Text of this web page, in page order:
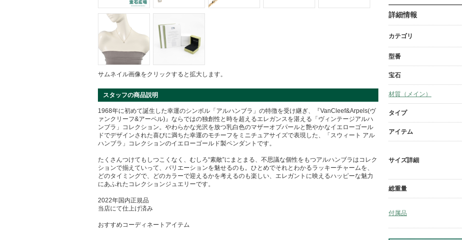
サムネイル画像をクリックすると拡大します。
スタッフの商品説明
1968年に初めて誕生した幸運のシンボル「アルハンブラ」の特徴を受け継ぎ、『VanCleef&Arpels(ヴ
ァンクリーフ&アーペル)』ならではの独創性と時を超えるエレガンスを湛える「ヴィンテージアルハ
ンブラ」コレクション。やわらかな光沢を放つ乳白色のマザーオブパールと艶やかなイエローゴール
ドでデザインされた喜びに満ちた幸運のモチーフをミニチュアサイズで表現した、「スウィート アル
ハンブラ」コレクションのイエローゴールド製ペンダントです。
たくさんつけてもしつこくなく、むしろ“素敵”にまとまる、不思議な個性をもつアルハンブラはコレク
ションで揃えていって、バリエーションを魅せるのも。ひとめでそれとわかるラッキーチャームを、
どのタイミングで、どのカラーで迎えるかを考えるのも楽しい、エレガントに映えるハッピーな魅力
にあふれたコレクションジュエリーです。
2022年国内正規品
当店にて仕上げ済み
おすすめコーディネートアイテム
詳細情報
カテゴリ
型番
宝石
材質（メイン）
タイプ
アイテム
サイズ詳細
総重量
付属品